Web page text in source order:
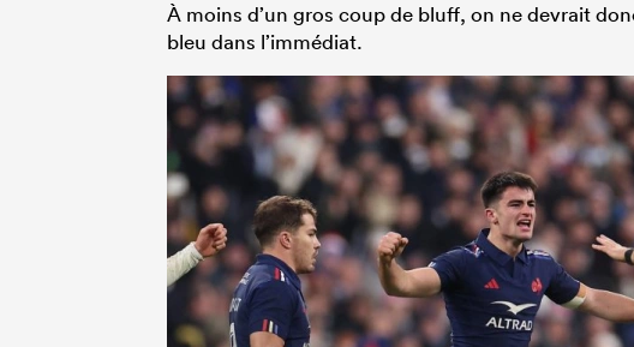
À moins d’un gros coup de bluff, on ne devrait
bleu dans l’immédiat.